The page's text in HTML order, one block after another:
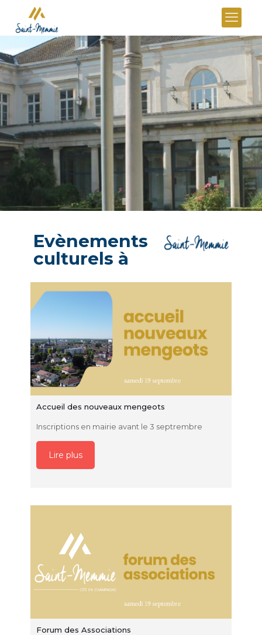
Evènements
culturels à
Accueil des nouveaux mengeots
Inscriptions en mairie avant le 3 septrembre
Lire plus
Forum des Associations